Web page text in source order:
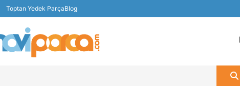
Toptan Yedek ParçaBlog